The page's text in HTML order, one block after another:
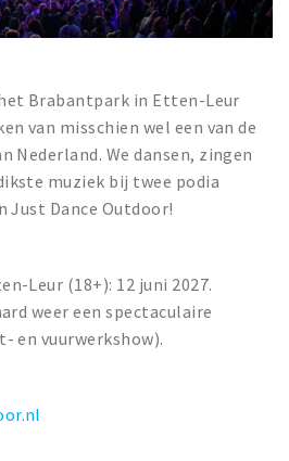
Brabantpark in Etten-Leur
van misschien wel een van de
Nederland. We dansen, zingen
muziek bij twee podia
Just Dance Outdoor!
Leur (18+): 12 juni 2027.
weer een spectaculaire
en vuurwerkshow).